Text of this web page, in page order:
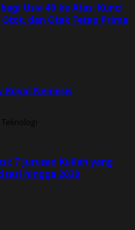
Usia 40 ke Atas: Kunci
dan Otak Tetap Prima
Royal Nemesis
7 Jurusan Kuliah yang
hingga 2030